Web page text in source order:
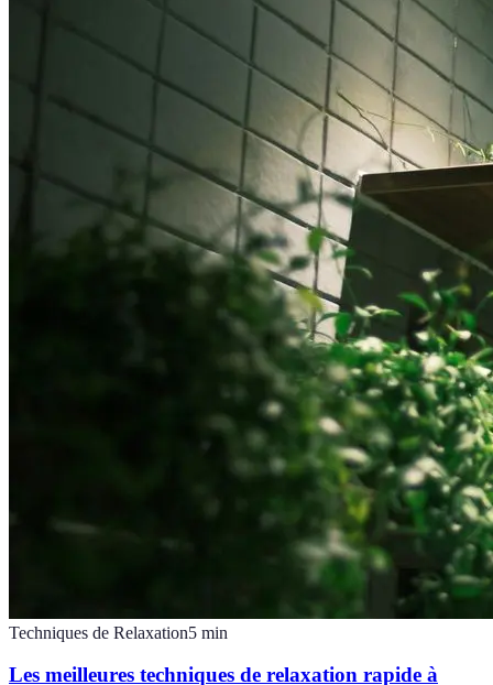
Techniques de Relaxation5 min
Les meilleures techniques de relaxation rapide à